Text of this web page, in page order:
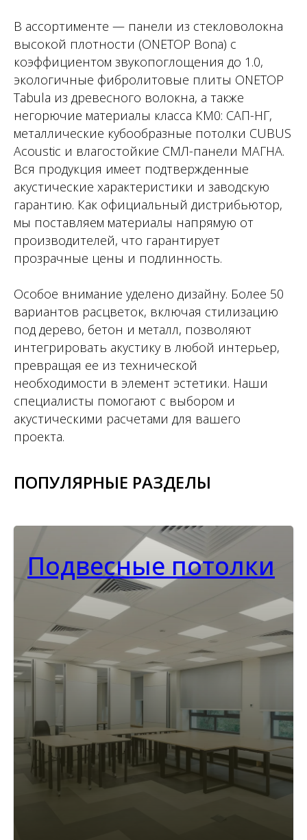
В ассортименте — панели из стекловолокна
высокой плотности (ONETOP Bona) с
коэффициентом звукопоглощения до 1.0,
экологичные фибролитовые плиты ONETOP
Tabula из древесного волокна, а также
негорючие материалы класса КМ0: САП-НГ,
металлические кубообразные потолки CUBUS
Acoustic и влагостойкие СМЛ-панели МАГНА.
Вся продукция имеет подтвержденные
акустические характеристики и заводскую
гарантию. Как официальный дистрибьютор,
мы поставляем материалы напрямую от
производителей, что гарантирует
прозрачные цены и подлинность.
Особое внимание уделено дизайну. Более 50
вариантов расцветок, включая стилизацию
под дерево, бетон и металл, позволяют
интегрировать акустику в любой интерьер,
превращая ее из технической
необходимости в элемент эстетики. Наши
специалисты помогают с выбором и
акустическими расчетами для вашего
проекта.
ПОПУЛЯРНЫЕ РАЗДЕЛЫ
Подвесные потолки